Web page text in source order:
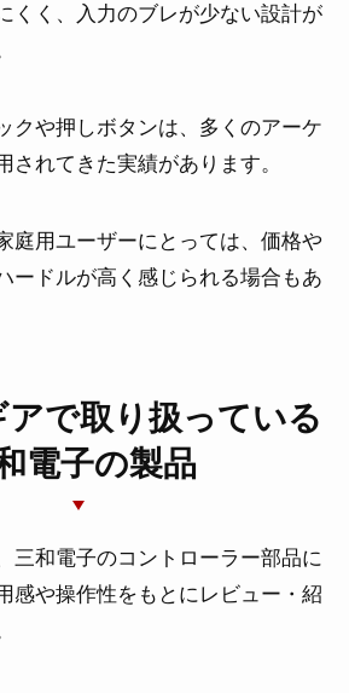
くく、入力のブレが少ない設計が
クや押しボタンは、多くのアーケ
されてきた実績があります。
庭用ユーザーにとっては、価格や
ードルが高く感じられる場合もあ
で取り扱っている
電子の製品
三和電子のコントローラー部品に
感や操作性をもとにレビュー・紹